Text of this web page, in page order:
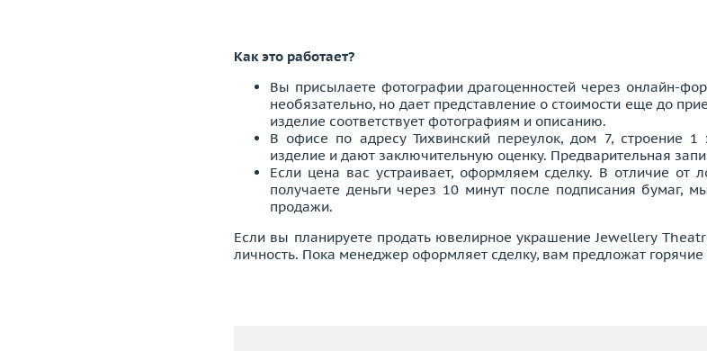
Как это работает?
Вы присылаете фотографии драгоценностей через онлайн-
необязательно, но дает представление о стоимости еще до
изделие соответствует фотографиям и описанию.
В офисе по адресу Тихвинский переулок, дом 7, строение 1
изделие и дают заключительную оценку. Предварительная
Если цена вас устраивает, оформляем сделку. В отличие
получаете деньги через 10 минут после подписания бумаг,
продажи.
Если вы планируете продать ювелирное украшение Jewellery
личность. Пока менеджер оформляет сделку, вам предложат горячие